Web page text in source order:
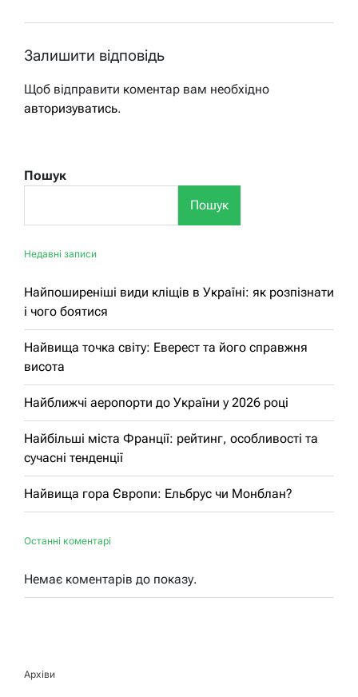
Залишити відповідь
Щоб відправити коментар вам необхідно
авторизуватись.
Пошук
Пошук
Недавні записи
Найпоширеніші види кліщів в Україні: як розпізнати
і чого боятися
Найвища точка світу: Еверест та його справжня
висота
Найближчі аеропорти до України у 2026 році
Найбільші міста Франції: рейтинг, особливості та
сучасні тенденції
Найвища гора Європи: Ельбрус чи Монблан?
Останні коментарі
Немає коментарів до показу.
Архіви